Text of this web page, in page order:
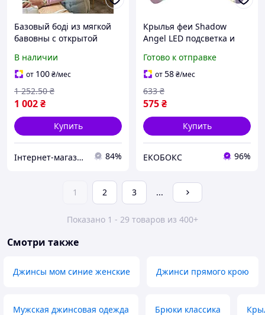
Базовый боді из мягкой
бавовны с открытой
для создания стильных
образов
В наличии
от 100₴/мес
1 002₴
1 252.50 ₴
Купить
Інтернет-магазин MEGA TOOLS 84%
Крылья феи Shadow
Angel LED подсветка и
Световые LED-крылья
Shadow для создания
волшебного образа феи
EKOBOX
Готово к отправке
от58₴/мес
575₴
633 ₴
Купить
ЕКОБОКС 96%
1 2 3 ...
Показано 1 - 29 товаров из 400+
Смотри также
Джинсы мом синие женские Джинси прямого крою
Мужская джинсовая одежда Брюки классика